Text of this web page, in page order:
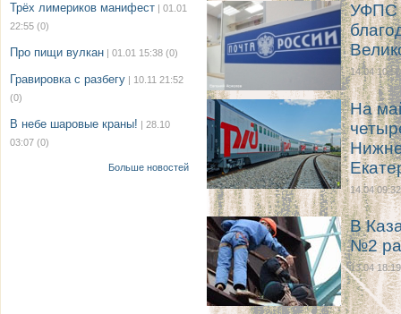
Трёх лимериков манифест | 01.01
22:55 (0)
Про пищи вулкан | 01.01 15:38 (0)
Гравировка с разбегу | 10.11 21:52
(0)
В небе шаровые краны! | 28.10
03:07 (0)
Больше новостей
УФПС
14.04 10:50
На
14.04 09:32
В
№2
13.04 18:19